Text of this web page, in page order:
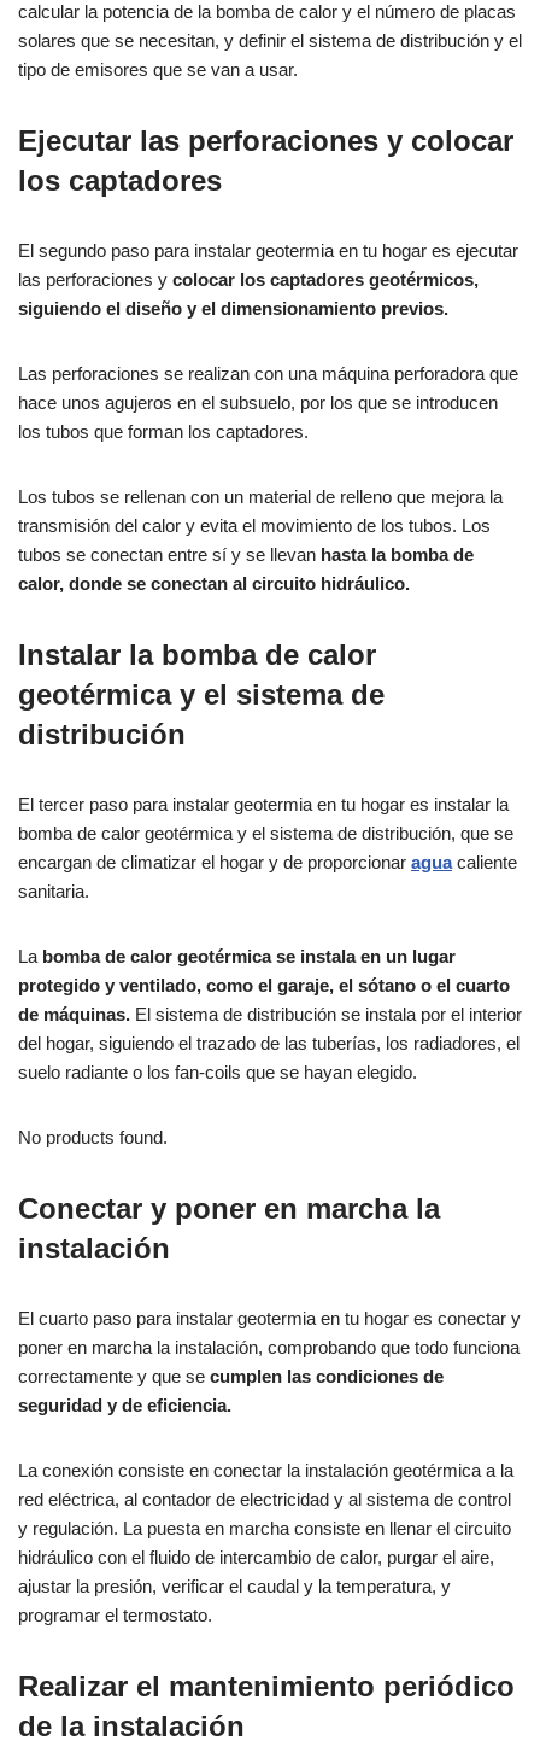
calcular la potencia de la bomba de calor y el número de placas
solares que se necesitan, y definir el sistema de distribución y el
tipo de emisores que se van a usar.
Ejecutar las perforaciones y colocar
los captadores
El segundo paso para instalar geotermia en tu hogar es ejecutar
las perforaciones y colocar los captadores geotérmicos,
siguiendo el diseño y el dimensionamiento previos.
Las perforaciones se realizan con una máquina perforadora que
hace unos agujeros en el subsuelo, por los que se introducen
los tubos que forman los captadores.
Los tubos se rellenan con un material de relleno que mejora la
transmisión del calor y evita el movimiento de los tubos. Los
tubos se conectan entre sí y se llevan hasta la bomba de
calor, donde se conectan al circuito hidráulico.
Instalar la bomba de calor
geotérmica y el sistema de
distribución
El tercer paso para instalar geotermia en tu hogar es instalar la
bomba de calor geotérmica y el sistema de distribución, que se
encargan de climatizar el hogar y de proporcionar aguacaliente
sanitaria.
La bomba de calor geotérmica se instala en un lugar
protegido y ventilado, como el garaje, el sótano o el cuarto
de máquinas. El sistema de distribución se instala por el interior
del hogar, siguiendo el trazado de las tuberías, los radiadores, el
suelo radiante o los fan-coils que se hayan elegido.
No products found.
Conectar y poner en marcha la
instalación
El cuarto paso para instalar geotermia en tu hogar es conectar y
poner en marcha la instalación, comprobando que todo funciona
correctamente y que se cumplen las condiciones de
seguridad y de eficiencia.
La conexión consiste en conectar la instalación geotérmica a la
red eléctrica, al contador de electricidad y al sistema de control
y regulación. La puesta en marcha consiste en llenar el circuito
hidráulico con el fluido de intercambio de calor, purgar el aire,
ajustar la presión, verificar el caudal y la temperatura, y
programar el termostato.
Realizar el mantenimiento periódico
de la instalación